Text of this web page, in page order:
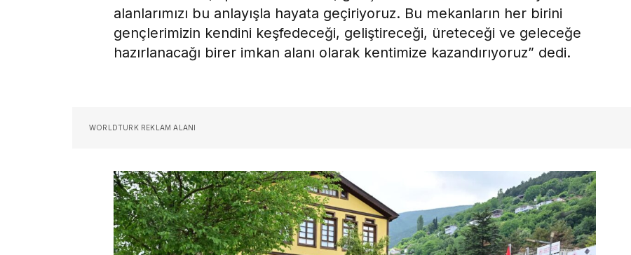
alanlarımızı bu anlayışla hayata geçiriyoruz. Bu mekanların her birini
gençlerimizin kendini keşfedeceği, geliştireceği, üreteceği ve geleceğe
hazırlanacağı birer imkan alanı olarak kentimize kazandırıyoruz” dedi.
WORLDTURK REKLAM ALANI